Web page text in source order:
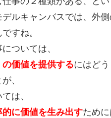
デルキャンバスでは、外
すね。
ついては、
の価値を提供するにはどう
、
は、
的に価値を生み出すため